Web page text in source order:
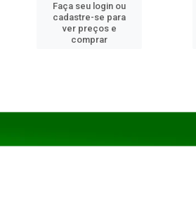
Faça seu login ou
cadastre-se para
ver preços e
comprar